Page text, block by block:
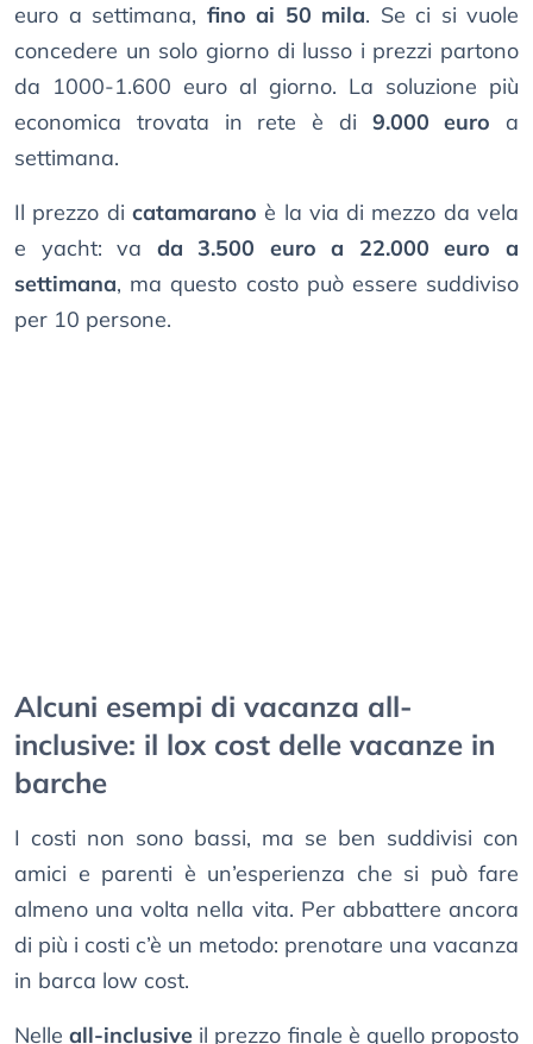
euro a settimana, fino ai 50 mila. Se ci si vuole
concedere un solo giorno di lusso i prezzi partono
da 1000-1.600 euro al giorno. La soluzione più
economica trovata in rete è di 9.000 euro a
settimana.
Il prezzo di catamarano è la via di mezzo da vela
e yacht: va da 3.500 euro a 22.000 euro a
settimana, ma questo costo può essere suddiviso
per 10 persone.
Alcuni esempi di vacanza all-
inclusive: il lox cost delle vacanze in
barche
I costi non sono bassi, ma se ben suddivisi con
amici e parenti è un’esperienza che si può fare
almeno una volta nella vita. Per abbattere ancora
di più i costi c’è un metodo: prenotare una vacanza
in barca low cost.
Nelle all-inclusive il prezzo finale è quello proposto